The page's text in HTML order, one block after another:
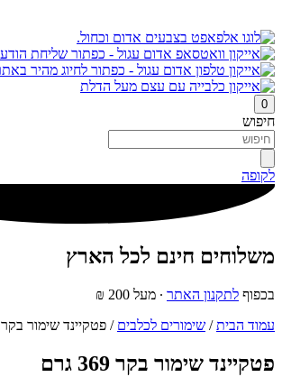
0
חיפוש
לקופה
משלוחים חינם לכל הארץ
בכפוף לתקנון האתר ∙ מעל 200 ₪
עמוד הבית/ שימורים לכלבים / פטקיינד שימור בקר 369 גרם
פטקיינד שימור בקר 369 גרם